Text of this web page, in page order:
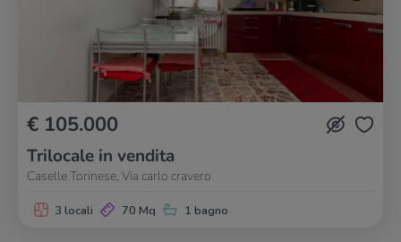
€ 105.000
Trilocale in vendita
Caselle Torinese, Via carlo cravero
3 locali 70 Mq 1 bagno